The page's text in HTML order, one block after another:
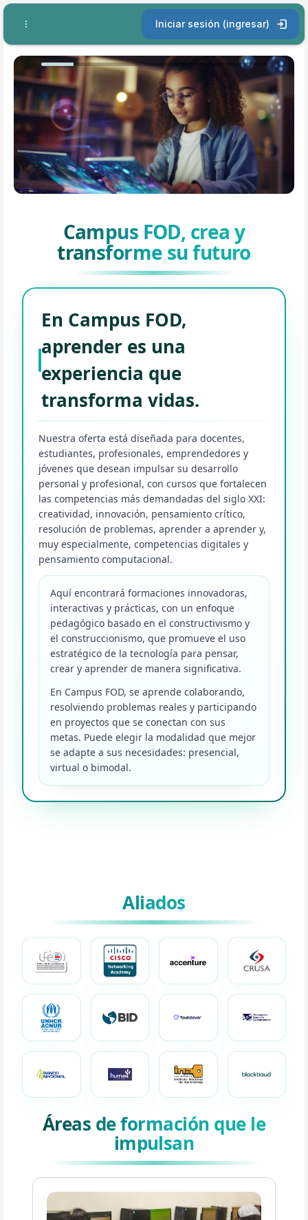
Saltar al contenido principal
Iniciar sesión (ingresar)
Campus FOD, crea y
transforme su futuro
En Campus FOD,
aprender es una
experiencia que
transforma vidas.
Nuestra oferta está diseñada para docentes,
estudiantes, profesionales, emprendedores y
jóvenes que desean impulsar su desarrollo
personal y profesional, con cursos que fortalecen
las competencias más demandadas del siglo XXI:
creatividad, innovación, pensamiento crítico,
resolución de problemas, aprender a aprender y,
muy especialmente, competencias digitales y
pensamiento computacional.
Aquí encontrará formaciones innovadoras,
interactivas y prácticas, con un enfoque
pedagógico basado en el constructivismo y
el construccionismo, que promueve el uso
estratégico de la tecnología para pensar,
crear y aprender de manera significativa.
En Campus FOD, se aprende colaborando,
resolviendo problemas reales y participando
en proyectos que se conectan con sus
metas. Puede elegir la modalidad que mejor
se adapte a sus necesidades: presencial,
virtual o bimodal.
Aliados
Áreas de formación que le
impulsan